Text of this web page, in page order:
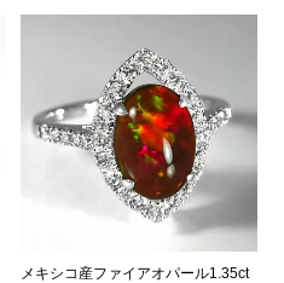
メキシコ産ファイアオパール1.35ct